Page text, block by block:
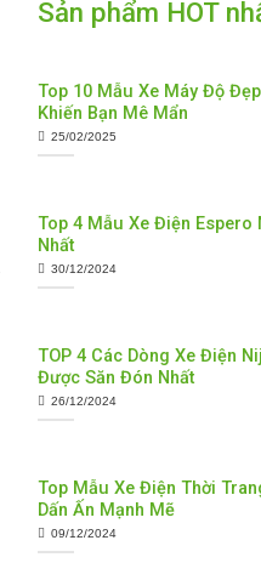
Sản phẩm HOT
Top 10 Mẫu Xe Máy Độ
Khiến Bạn Mê Mẩn
25/02/2025
Top 4 Mẫu Xe Điện Espero
Nhất
30/12/2024
TOP 4 Các Dòng Xe Điện
Được Săn Đón Nhất
26/12/2024
Top Mẫu Xe Điện Thời
Dấn Ấn Mạnh Mẽ
09/12/2024